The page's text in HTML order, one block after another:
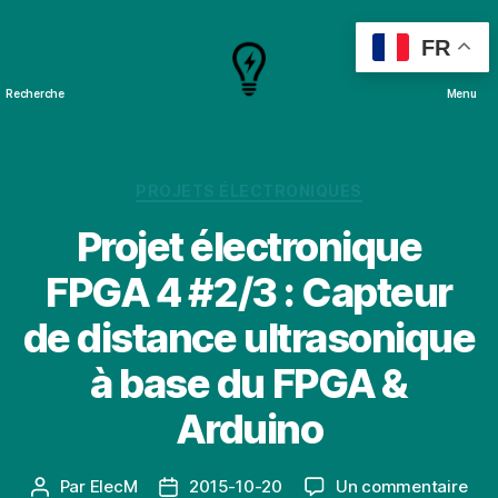
Recherche Menu
Projet électronique
FPGA 4 #2/3 : Capteur
de distance ultrasonique
à base du FPGA &
Arduino
Auteur
Par ElecM
Date2015-10-20 Un commentairesur
FR